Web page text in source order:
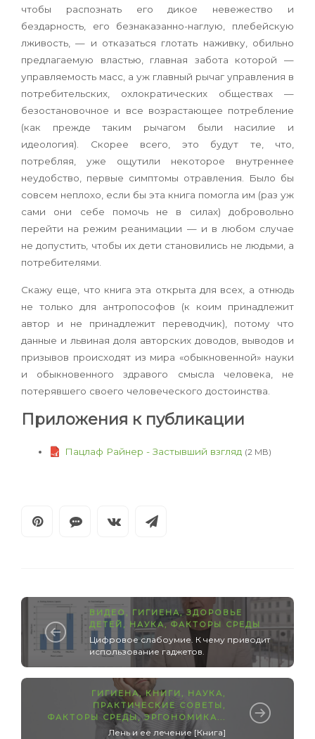
чтобы распознать его дикое невежество и
бездарность, его безнаказанно-наглую, плебейскую
лживость, — и отказаться глотать наживку, обильно
предлагаемую властью, главная забота которой —
управляемость масс, а уж главный рычаг управления в
потребительских, охлократических обществах —
безостановочное и все возрастающее потребление
(как прежде таким рычагом были насилие и
идеология). Скорее всего, это будут те, что,
потребляя, уже ощутили некоторое внутреннее
неудобство, первые симптомы отравления. Было бы
совсем неплохо, если бы эта книга помогла им (раз уж
сами они себе помочь не в силах) добровольно
перейти на режим реанимации — и в любом случае
не допустить, чтобы их дети становились не людьми, а
потребителями.
Скажу еще, что книга эта открыта для всех, а отнюдь
не только для антропософов (к коим принадлежит
автор и не принадлежит переводчик), потому что
данные и львиная доля авторских доводов, выводов и
призывов происходят из мира «обыкновенной» науки
и обыкновенного здравого смысла человека, не
потерявшего своего человеческого достоинства.
Приложения к публикации
Пацлаф Райнер - Застывший взгляд (2 MB)
ВИДЕО , ГИГИЕНА, ЗДОРОВЬЕ
ДЕТЕЙ , НАУКА,ФАКТОРЫ СРЕДЫ
Цифровое слабоумие. К чему приводит
использование гаджетов.
ГИГИЕНА,КНИГИ , НАУКА,
ПРАКТИЧЕСКИЕ СОВЕТЫ ,
ФАКТОРЫ СРЕДЫ, ЭРГОНОМИКА...
Лень и её лечение [Книга]